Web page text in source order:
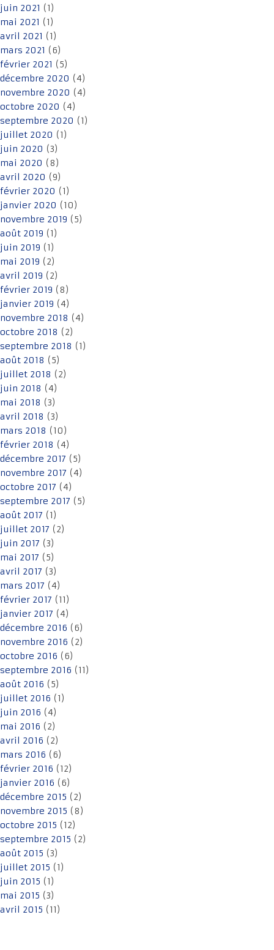
juin 2021 (1)
mai 2021 (1)
avril 2021 (1)
mars 2021 (6)
février 2021 (5)
décembre 2020 (4)
novembre 2020 (4)
octobre 2020 (4)
septembre 2020 (1)
juillet 2020 (1)
juin 2020 (3)
mai 2020 (8)
avril 2020 (9)
février 2020 (1)
janvier 2020 (10)
novembre 2019 (5)
août 2019 (1)
juin 2019 (1)
mai 2019 (2)
avril 2019 (2)
février 2019 (8)
janvier 2019 (4)
novembre 2018 (4)
octobre 2018 (2)
septembre 2018 (1)
août 2018 (5)
juillet 2018 (2)
juin 2018 (4)
mai 2018 (3)
avril 2018 (3)
mars 2018 (10)
février 2018 (4)
décembre 2017 (5)
novembre 2017 (4)
octobre 2017 (4)
septembre 2017 (5)
août 2017 (1)
juillet 2017 (2)
juin 2017 (3)
mai 2017 (5)
avril 2017 (3)
mars 2017 (4)
février 2017 (11)
janvier 2017 (4)
décembre 2016 (6)
novembre 2016 (2)
octobre 2016 (6)
septembre 2016 (11)
août 2016 (5)
juillet 2016 (1)
juin 2016 (4)
mai 2016 (2)
avril 2016 (2)
mars 2016 (6)
février 2016 (12)
janvier 2016 (6)
décembre 2015 (2)
novembre 2015 (8)
octobre 2015 (12)
septembre 2015 (2)
août 2015 (3)
juillet 2015 (1)
juin 2015 (1)
mai 2015 (3)
avril 2015 (11)